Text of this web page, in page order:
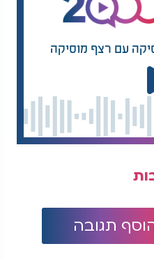
עם רצף מוסיקה
תגובה